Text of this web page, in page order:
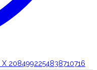
X 2084992254838710716